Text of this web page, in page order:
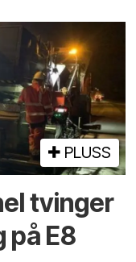
PLUSS
tvinger
på E8